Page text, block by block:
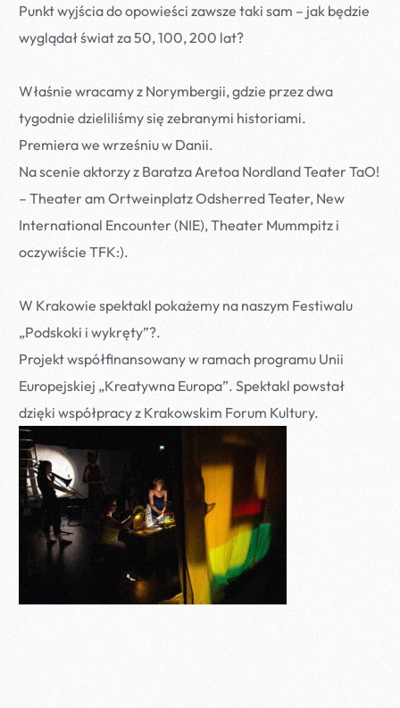
Punkt wyjścia do opowieści zawsze taki sam – jak będzie
wyglądał świat za 50, 100, 200 lat?
Właśnie wracamy z Norymbergii, gdzie przez dwa
tygodnie dzieliliśmy się zebranymi historiami.
Premiera we wrześniu w Danii.
Na scenie aktorzy z Baratza Aretoa Nordland TeaterTaO!
– Theater am OrtweinplatzOdsherred Teater, New
International Encounter (NIE),Theater Mummpitz i
oczywiście TFK:).
W Krakowie spektakl pokażemy na naszym Festiwalu
„Podskoki i wykręty”?.
Projekt współfinansowany w ramach programu Unii
Europejskiej „Kreatywna Europa”. Spektakl powstał
dzięki współpracy z Krakowskim Forum Kultury.